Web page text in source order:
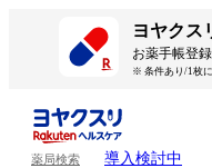
ヨヤクス
お薬手帳登
※ 条件あり/1枚
薬局検索
導入検討中